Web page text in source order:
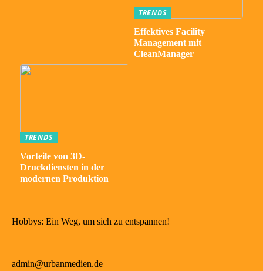
TRENDS
Effektives Facility
Management mit
CleanManager
TRENDS
Vorteile von 3D-
Druckdiensten in der
modernen Produktion
Hobbys: Ein Weg, um sich zu entspannen!
admin@urbanmedien.de